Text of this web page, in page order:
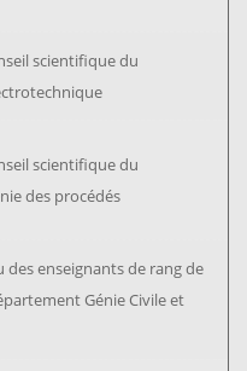
scientifique du
scientifique du
des procédés
des enseignants de rang de
Génie Civile et